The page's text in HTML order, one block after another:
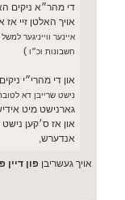
די מהר״א ניקים
אויך האלטן זיי
איינער ווייניגער
חשבונות וכ״ו )
און די מהרי״י
נישט שרייבן דא
גארנישט מיט
און אז ס׳קען נישט
אנדערש,
אויך געשריבן פון דיין